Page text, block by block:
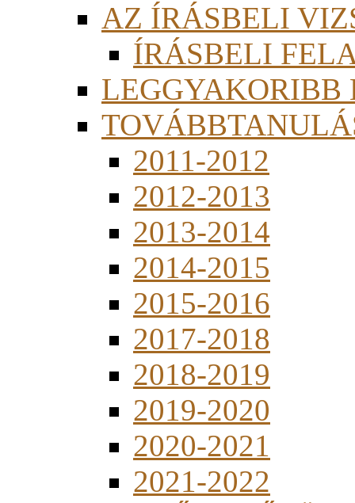
AZ ÍRÁSBELI
ÍRÁSBELI
LEGGYAKORIBB
2011-2012
2012-2013
2013-2014
2014-2015
2015-2016
2017-2018
2018-2019
2019-2020
2020-2021
2021-2022